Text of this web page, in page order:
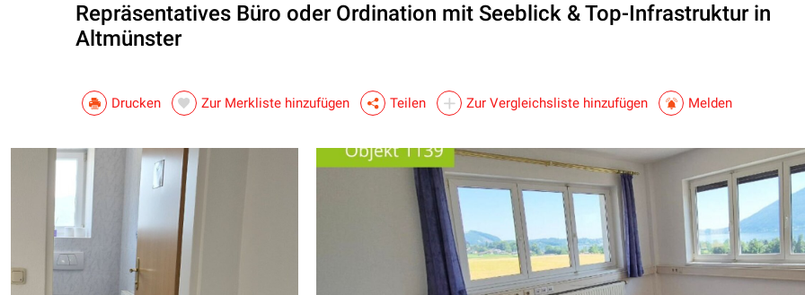
Repräsentatives Büro oder Ordination mit Seeblick & Top-Infrastruktur in
Altmünster
Drucken Zur Merkliste hinzufügen Teilen Zur Vergleichsliste hinzufügen Melden